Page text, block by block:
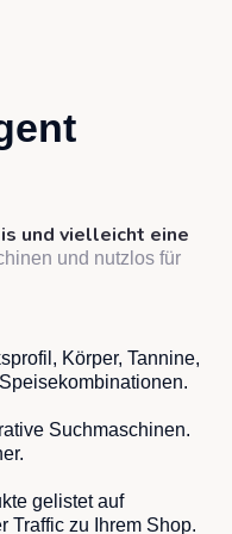
und vielleicht eine
und nutzlos für
Körper, Tannine,
Suchmaschinen.
gelistet auf
Traffic zu Ihrem Shop.